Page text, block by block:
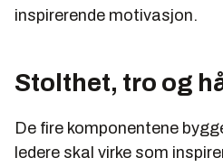
inspirerende motivasjon.
Stolthet, tro og
De fire komponentene
ledere skal virke som